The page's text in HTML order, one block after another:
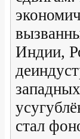
Индии,
стал